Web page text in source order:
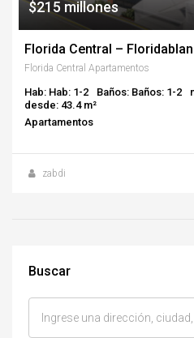
$215 millones
Florida Central –
Florida Central Apartamentos
Hab: Hab: 1-2 Baños: Baños: 1-2
desde: 43.4 m²
Apartamentos
zabdi
Buscar